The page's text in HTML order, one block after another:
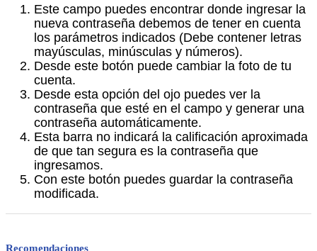
Este campo puedes encontrar donde ingresar la
nueva contraseña debemos de tener en cuenta
los parámetros indicados (Debe contener letras
mayúsculas, minúsculas y números).
Desde este botón puede cambiar la foto de tu
cuenta.
Desde esta opción del ojo puedes ver la
contraseña que esté en el campo y generar una
contraseña automáticamente.
Esta barra no indicará la calificación aproximada
de que tan segura es la contraseña que
ingresamos.
Con este botón puedes guardar la contraseña
modificada.
Recomendaciones